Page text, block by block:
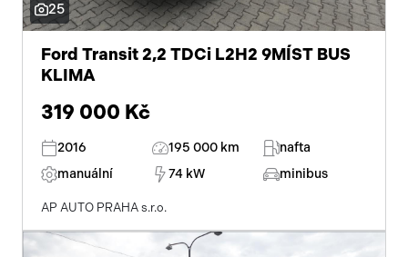
25
Ford Transit 2,2 TDCi L2H2 9MÍST BUS
KLIMA
319 000 Kč
2016 195 000 km
nafta
manuální
74 kW minibus
AP AUTO PRAHA s.r.o.